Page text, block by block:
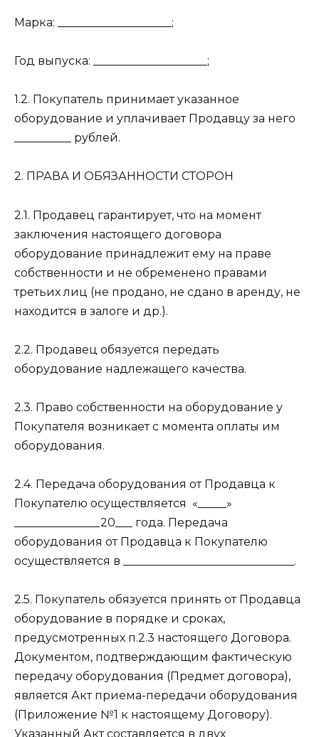
Марка: ____________________;
Год выпуска: ____________________;
1.2. Покупатель принимает указанное
оборудование и уплачивает Продавцу за него
__________ рублей.
2. ПРАВА И ОБЯЗАННОСТИ СТОРОН
2.1. Продавец гарантирует, что на момент
заключения настоящего договора
оборудование принадлежит ему на праве
собственности и не обременено правами
третьих лиц (не продано, не сдано в аренду, не
находится в залоге и др.).
2.2. Продавец обязуется передать
оборудование надлежащего качества.
2.3. Право собственности на оборудование у
Покупателя возникает с момента оплаты им
оборудования.
2.4. Передача оборудования от Продавца к
Покупателю осуществляется «_____»
_______________20___ года. Передача
оборудования от Продавца к Покупателю
осуществляется в ______________________________.
2.5. Покупатель обязуется принять от Продавца
оборудование в порядке и сроках,
предусмотренных п.2.3 настоящего Договора.
Документом, подтверждающим фактическую
передачу оборудования (Предмет договора),
является Акт приема-передачи оборудования
(Приложение №1 к настоящему Договору).
Указанный Акт составляется в двух